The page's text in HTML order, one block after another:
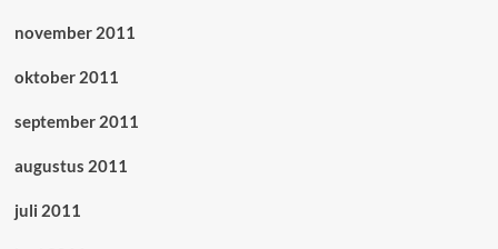
november 2011
oktober 2011
september 2011
augustus 2011
juli 2011